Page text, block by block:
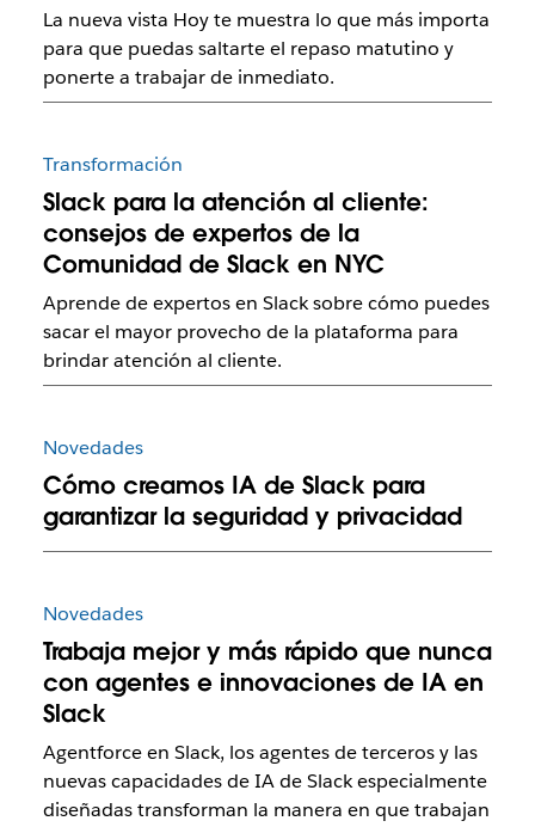
La nueva vista Hoy te muestra lo que más importa
para que puedas saltarte el repaso matutino y
ponerte a trabajar de inmediato.
Transformación
Slack para la atención al cliente:
consejos de expertos de la
Comunidad de Slack en NYC
Aprende de expertos en Slack sobre cómo puedes
sacar el mayor provecho de la plataforma para
brindar atención al cliente.
Novedades
Cómo creamos IA de Slack para
garantizar la seguridad y privacidad
Novedades
Trabaja mejor y más rápido que nunca
con agentes e innovaciones de IA en
Slack
Agentforce en Slack, los agentes de terceros y las
nuevas capacidades de IA de Slack especialmente
diseñadas transforman la manera en que trabajan